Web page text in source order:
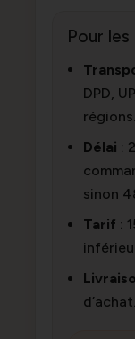
Pour
DPD,
régions.
Délai :
sinon
Tarif :
d’achat.